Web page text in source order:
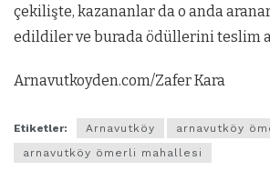
çekilişte, kazananlar da o anda
edildiler ve burada ödüllerini teslim
Arnavutkoyden.com/Zafer Kara
Etiketler: Arnavutköy
arnavutköy
arnavutköy ömerli mahallesi